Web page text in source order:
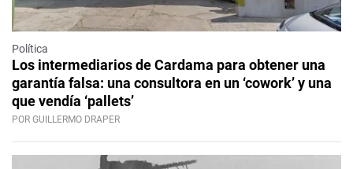
Política
Los intermediarios de Cardama para obtener una
garantía falsa: una consultora en un ‘cowork’ y una
que vendía ‘pallets’
POR GUILLERMO DRAPER